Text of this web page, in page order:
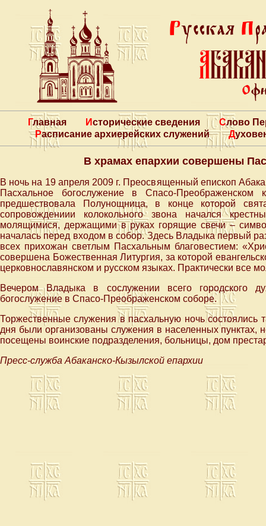
Главная Исторические сведения
Слово
Расписание архиерейских служений
В храмах епархии совершены
В ночь на 19 апреля 2009 г. Преосвященный епископ
Пасхальное богослужение в Спасо-Преображенском
предшествовала Полунощница, в конце которой
сопровождениии колокольного звона начался
молящимися, держащими в руках горящие свечи –
началась перед входом в собор. Здесь Владыка первый
всех прихожан светлым Пасхальным благовестием:
совершена Божественная Литургия, за которой
церковнославянском и русском языках. Практически все
Вечером Владыка в сослужении всего городского
богослужение в Спасо-Преображенском соборе.
Торжественные служения в пасхальную ночь состоялись
дня были организованы служения в населенных
посещены воинские подразделения, больницы, дом
Пресс-служба Абаканско-Кызылской епархии